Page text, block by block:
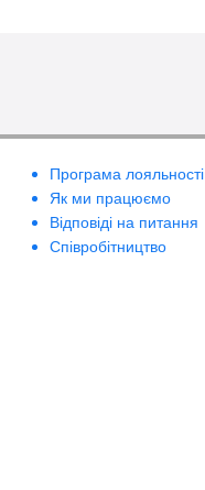
Програма лояльності
Як ми працюємо
Відповіді на питання
Співробітництво